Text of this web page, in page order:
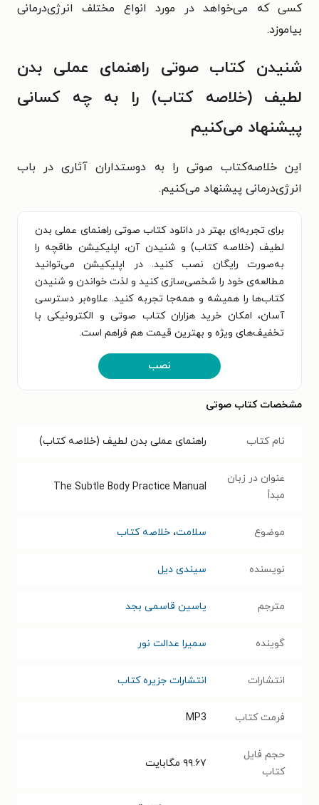
کسی که می‌خواهد در مورد انواع مختلف انرژی‌درمانی
بیاموزد.
شنیدن کتاب صوتی راهنمای عملی بدن
لطیف (خلاصه کتاب) را به چه کسانی
پیشنهاد می‌کنیم
این خلاصه‌کتاب صوتی را به دوستداران آثاری در باب
انرژی‌درمانی پیشنهاد می‌کنیم.
برای تجربه‌ای بهتر در دانلود کتاب صوتی راهنمای عملی بدن
لطیف (خلاصه کتاب) و شنیدن آن، اپلیکیشن طاقچه را
به‌صورت رایگان نصب کنید. در اپلیکیشن می‌توانید
مطالعه‌ی خود را شخصی‌سازی کنید و لذت خواندن و شنیدن
کتاب‌ها را همیشه و همه‌جا تجربه کنید. علاوه‌بر دسترسی
آسان، امکان خرید هزاران کتاب صوتی و الکترونیکی با
تخفیف‌های ویژه و بهترین قیمت هم فراهم است.
نصب
مشخصات کتاب صوتی
نام کتاب راهنمای عملی بدن لطیف (خلاصه کتاب)
عنوان در زبان
مبدأ
The Subtle Body Practice Manual
موضوع سلامت، خلاصه کتاب
نویسنده سیندی دیل
مترجم یاسین قاسمی بجد
گوینده سمیرا عدالت نور
انتشارات انتشارات جزیره کتاب
فرمت کتاب MP3
حجم فایل
کتاب
۹۹.۶۷ مگابایت